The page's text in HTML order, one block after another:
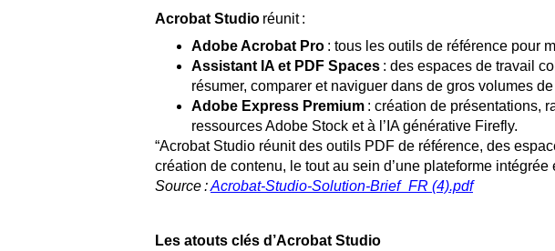
Acrobat Studio réunit :
Adobe Acrobat Pro : tous les outils de référence pour
Assistant IA et PDF Spaces : des espaces de travail
résumer, comparer et naviguer dans de gros volumes
Adobe Express Premium : création de présentations,
ressources Adobe Stock et à l’IA générative Firefly.
“Acrobat Studio réunit des outils PDF de référence, des
création de contenu, le tout au sein d’une plateforme intégrée
Source :Acrobat-Studio-Solution-Brief_FR (4).pdf
Les atouts clés d’Acrobat Studio